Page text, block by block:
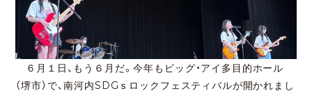
６月１日、もう６月だ。今年もビッグ・アイ多目的ホール
（堺市）で、南河内SDGｓロックフェスティバルが開かれまし